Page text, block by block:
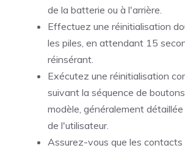
de la batterie ou à l'arrière.
Effectuez une réinitialisation
les piles, en attendant 15
réinsérant.
Exécutez une réinitialisation
suivant la séquence de
modèle, généralement
de l'utilisateur.
Assurez-vous que les